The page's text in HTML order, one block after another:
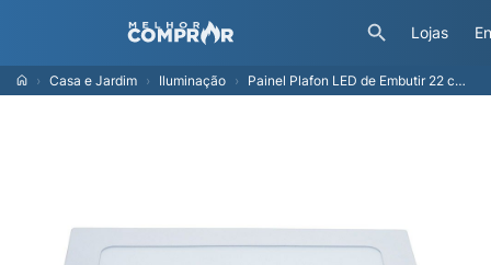
Lojas
Casa e Jardim Iluminação Painel Plafon LED de Embutir 22 cm Modaza Quadrado 18W, Luz Branca 4000K